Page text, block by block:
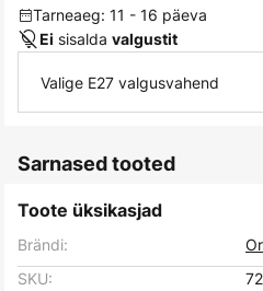
Tarneaeg: 11 - 16 päeva
Ei sisalda valgustit
Valige E27 valgusvahend
Sarnased tooted
Toote üksikasjad
Brändi:
SKU: